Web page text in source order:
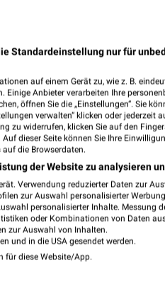
Standardeinstellung nur für
auf einem Gerät zu, wie z. B.
Einige Anbieter verarbeiten Ihre
öffnen Sie die „Einstellungen“. Sie
verwalten“ klicken oder jederzeit
zu widerrufen, klicken Sie auf den
dieser Seite können Sie Ihre
die Browserdaten.
der Website zu analysieren
Verwendung reduzierter Daten zur
zur Auswahl personalisierter
personalisierter Inhalte. Messung
oder Kombinationen von Daten
zur Auswahl von Inhalten.
und in die USA gesendet werden.
für diese Website/App.